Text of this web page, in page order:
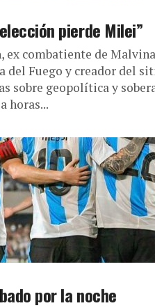
pierde Milei”
ex combatiente de
del Fuego y creador del
sobre geopolítica y
horas...
por la noche